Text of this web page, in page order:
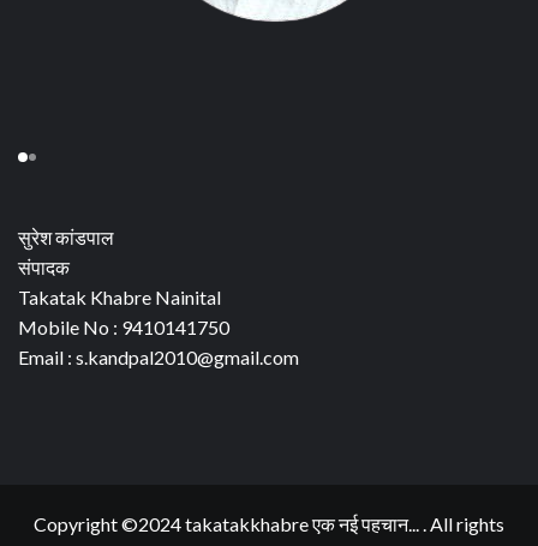
सुरेश कांडपाल
संपादक
Takatak Khabre Nainital
Mobile No : 9410141750
Email : s.kandpal2010@gmail.com
Copyright ©2024 takatakkhabre एक नई पहचान... . All rights